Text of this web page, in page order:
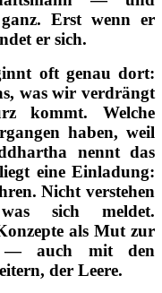
Erst wenn er
er sich.
oft genau dort:
was wir verdrängt
kommt. Welche
haben, weil
nennt das
eine Einladung:
Nicht verstehen
sich meldet.
als Mut zur
— auch mit den
der Leere.